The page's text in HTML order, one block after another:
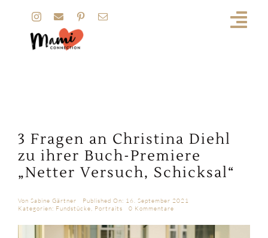
springen
3 Fragen an Christina Diehl
zu ihrer Buch-Premiere
„Netter Versuch, Schicksal“
Von Sabine Gärtner
Published On: 16. September 2021
Kategorien: Fundstücke, Portraits 0 Kommentareon
Fragen
an